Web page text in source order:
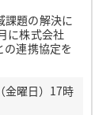
課題の解決に
に株式会社
の連携協定を
曜日）17時